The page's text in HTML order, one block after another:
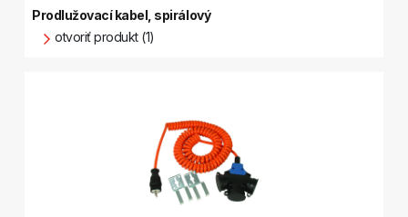
Prodlužovací kabel, spirálový
otvoriť produkt (1)